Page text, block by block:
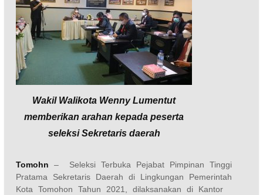
Wakil Walikota Wenny Lumentut
memberikan arahan kepada peserta
seleksi Sekretaris daerah
Tomohn – Seleksi Terbuka Pejabat Pimpinan Tinggi
Pratama Sekretaris Daerah di Lingkungan Pemerintah
Kota Tomohon Tahun 2021, dilaksanakan di Kantor